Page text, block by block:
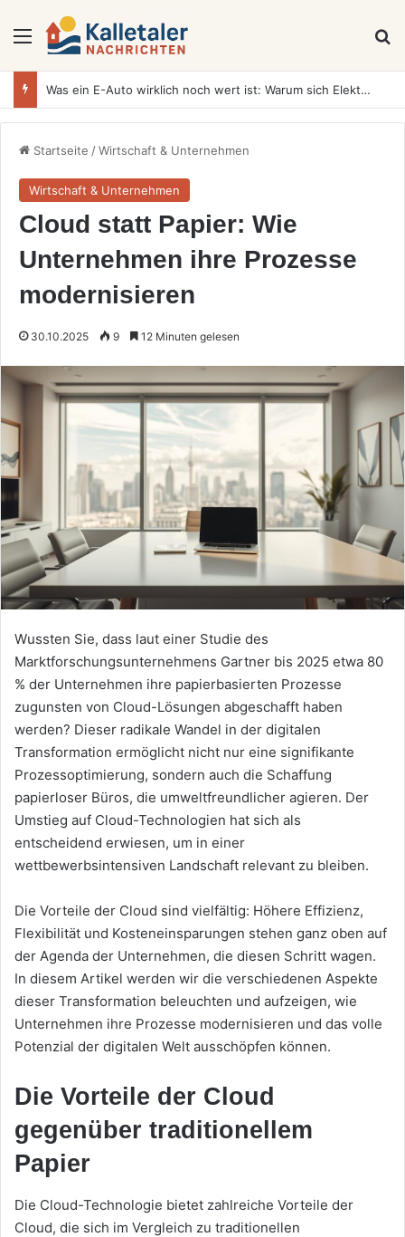
Menü
Was ein E-Auto wirklich noch wert ist: Warum sich Elektrofahrzeuge bei der Wertermittlung anders verhalten als Verbrenner
Startseite /Wirtschaft & Unternehmen
Wirtschaft & Unternehmen
Cloud statt Papier: Wie
Unternehmen ihre Prozesse
modernisieren
30.10.2025 9 12 Minuten gelesen
Wussten Sie, dass laut einer Studie des
Marktforschungsunternehmens Gartner bis 2025 etwa 80
% der Unternehmen ihre papierbasierten Prozesse
zugunsten von Cloud-Lösungen abgeschafft haben
werden? Dieser radikale Wandel in der digitalen
Transformation ermöglicht nicht nur eine signifikante
Prozessoptimierung, sondern auch die Schaffung
papierloser Büros, die umweltfreundlicher agieren. Der
Umstieg auf Cloud-Technologien hat sich als
entscheidend erwiesen, um in einer
wettbewerbsintensiven Landschaft relevant zu bleiben.
Die Vorteile der Cloud sind vielfältig: Höhere Effizienz,
Flexibilität und Kosteneinsparungen stehen ganz oben auf
der Agenda der Unternehmen, die diesen Schritt wagen.
In diesem Artikel werden wir die verschiedenen Aspekte
dieser Transformation beleuchten und aufzeigen, wie
Unternehmen ihre Prozesse modernisieren und das volle
Potenzial der digitalen Welt ausschöpfen können.
Die Vorteile der Cloud
gegenüber traditionellem
Papier
Die Cloud-Technologie bietet zahlreiche Vorteile der
Cloud, die sich im Vergleich zu traditionellen